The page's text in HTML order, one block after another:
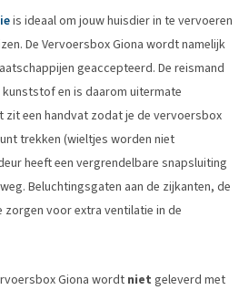
is ideaal om jouw huisdier in te vervoeren
De Vervoersbox Giona wordt namelijk
geaccepteerd. De reismand
en is daarom uitermate
zit een handvat zodat je de vervoersbox
trekken (wieltjes worden niet
heeft een vergrendelbare snapsluiting
Beluchtingsgaten aan de zijkanten, de
zorgen voor extra ventilatie in de
Giona wordt niet geleverd met